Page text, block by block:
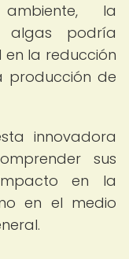
la
podría
la reducción
producción de
innovadora
sus
en la
en el medio